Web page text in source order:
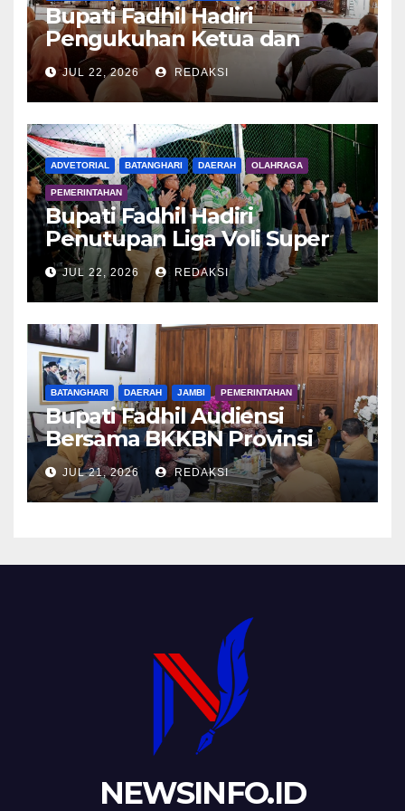
Bupati Fadhil Hadiri
Pengukuhan Ketua dan
Pengurus DWP Batang Hari
2026
JUL 22, 2026 REDAKSI
ADVETORIAL BATANGHARI DAERAH OLAHRAGA
PEMERINTAHAN
Bupati Fadhil Hadiri
Penutupan Liga Voli Super
Tangguh 2026
JUL 22, 2026 REDAKSI
BATANGHARI DAERAH JAMBI PEMERINTAHAN
Bupati Fadhil Audiensi
Bersama BKKBN Provinsi
Jambi
JUL 21, 2026 REDAKSI
NEWSINFO.ID